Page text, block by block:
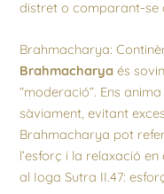
distret o comparant-se
Brahmacharya:
Brahmacharya és
“moderació”. Ens
sàviament, evitant
Brahmacharya pot
l’esforç i la relaxació
al Ioga Sutra II.47: